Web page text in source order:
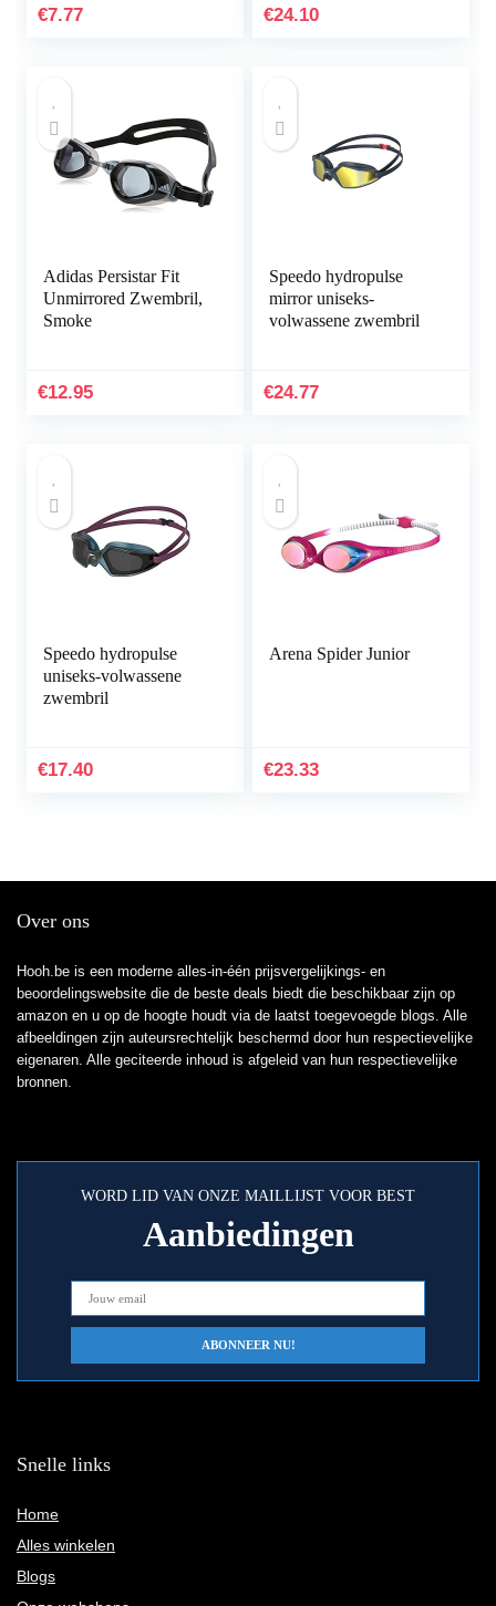
€7.77 €24.10
Adidas Persistar Fit
Unmirrored Zwembril,
Smoke
€12.95
Speedo hydropulse
mirror uniseks-
volwassene zwembril
€24.77
Speedo hydropulse
uniseks-volwassene
zwembril
€17.40
Arena Spider Junior
€23.33
Over ons
Hooh.be is een moderne alles-in-één prijsvergelijkings- en
beoordelingswebsite die de beste deals biedt die beschikbaar zijn op
amazon en u op de hoogte houdt via de laatst toegevoegde blogs. Alle
afbeeldingen zijn auteursrechtelijk beschermd door hun respectievelijke
eigenaren. Alle geciteerde inhoud is afgeleid van hun respectievelijke
bronnen.
WORD LID VAN ONZE MAILLIJST VOOR BEST
Aanbiedingen
Snelle links
Home
Alles winkelen
Blogs